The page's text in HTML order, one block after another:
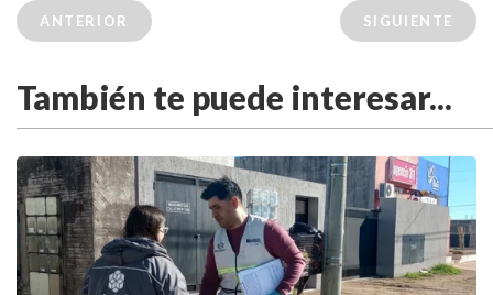
ANTERIOR SIGUIENTE
También te puede interesar...